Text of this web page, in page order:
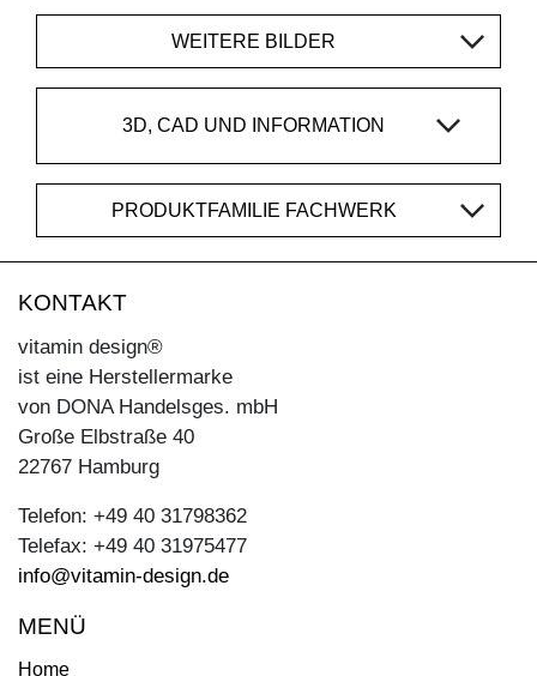
WEITERE BILDER
3D, CAD UND INFORMATION
PRODUKTFAMILIE FACHWERK
KONTAKT
vitamin design®
ist eine Herstellermarke
von DONA Handelsges. mbH
Große Elbstraße 40
22767 Hamburg
Telefon: +49 40 31798362
Telefax: +49 40 31975477
info@vitamin-design.de
MENÜ
Home